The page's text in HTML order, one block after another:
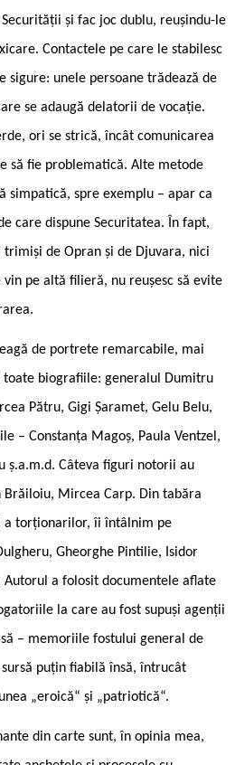
și fac joc dublu, reușindu-le
Contactele pe care le stabilesc
sigure: unele persoane trădează de
se adaugă delatorii de vocație.
ori se strică, încât comunicarea
să fie problematică. Alte metode
simpatică, spre exemplu – apar ca
care dispune Securitatea. În fapt,
trimiși de Opran și de Djuvara, nici
pe altă filieră, nu reușesc să evite
de portrete remarcabile, mai
toate biografiile: generalul Dumitru
Pătru, Gigi Șaramet, Gelu Belu,
– Constanța Magoș, Paula Ventzel,
ș.a.m.d. Câteva figuri notorii au
Mircea Carp. Din tabăra
a torționarilor, îi întâlnim pe
Gheorghe Pintilie, Isidor
Autorul a folosit documentele aflate
la care au fost supuși agenții
– memoriile fostului general de
puțin fiabilă însă, întrucât
„eroică“ și „patriotică“.
din carte sunt, în opinia mea,